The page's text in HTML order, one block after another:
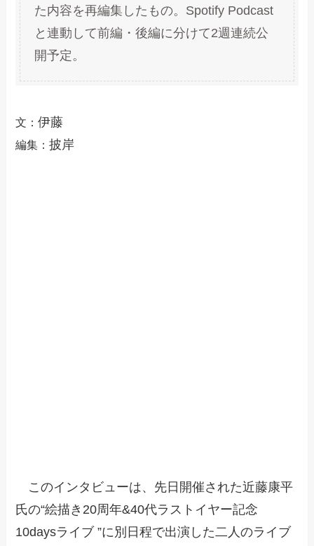
た内容を再編集したもの。Spotify Podcast
と連動して前編・後編に分けて2週連続公
開予定。
文：伊藤
編集：披岸
このインタビューは、先日開催された近藤康平
氏の“絵描き20周年&40代ラストイヤー記念
10daysライブ ”に別日程で出演した二人のライブ